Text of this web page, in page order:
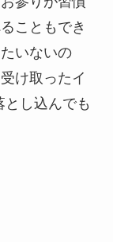
こともでき
いないの
け取ったイ
とし込んでも